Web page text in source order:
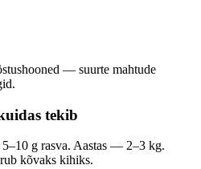
— suurte mahtude
tekib
5–10 g rasva. Aastas — 2–3 kg.
kõvaks kihiks.